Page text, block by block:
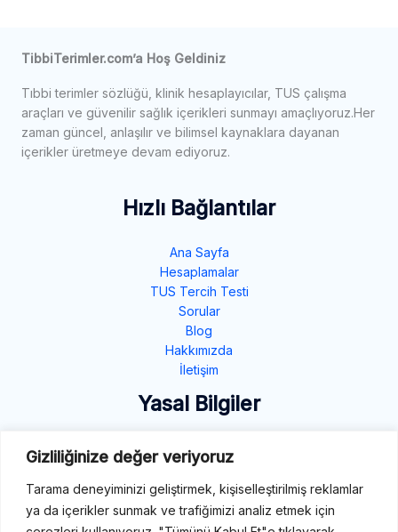
Gizliliğinize değer veriyoruz
Tarama deneyiminizi geliştirmek, kişiselleştirilmiş reklamlar
ya da içerikler sunmak ve trafiğimizi analiz etmek için
TibbiTerimler.com’a Hoş Geldiniz
Tıbbi terimler sözlüğü, klinik hesaplayıcılar, TUS çalışma
araçları ve güvenilir sağlık içerikleri sunmayı amaçlıyoruz.Her
zaman güncel, anlaşılır ve bilimsel kaynaklara dayanan
içerikler üretmeye devam ediyoruz.
Hızlı Bağlantılar
Ana Sayfa
Hesaplamalar
TUS Tercih Testi
Sorular
Blog
Hakkımızda
İletişim
Yasal Bilgiler
Gizlilik Politikası
Çerez Politikası
Şartlar ve Koşullar
İletişim